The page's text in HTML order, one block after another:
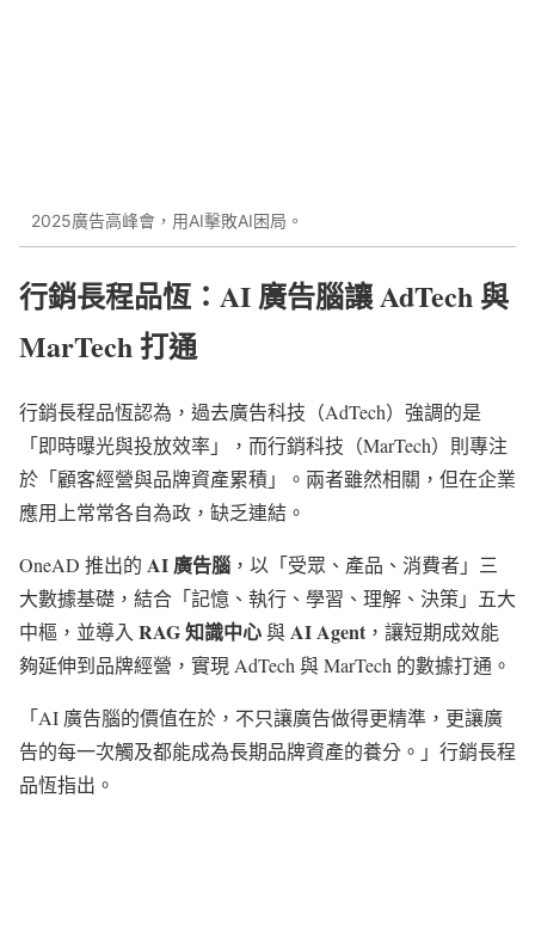
2025廣告高峰會，用AI擊敗AI困局。
行銷長程品恆：AI 廣告腦讓 AdTech 與
MarTech 打通
行銷長程品恆認為，過去廣告科技（AdTech）強調的是
「即時曝光與投放效率」，而行銷科技（MarTech）則專注
於「顧客經營與品牌資產累積」。兩者雖然相關，但在企業
應用上常常各自為政，缺乏連結。
OneAD 推出的 AI 廣告腦 ，以「受眾、產品、消費者」三
大數據基礎，結合「記憶、執行、學習、理解、決策」五大
中樞，並導入 RAG 知識中心與AI Agent ，讓短期成效能
夠延伸到品牌經營，實現 AdTech 與 MarTech 的數據打通。
「AI 廣告腦的價值在於，不只讓廣告做得更精準，更讓廣
告的每一次觸及都能成為長期品牌資產的養分。」行銷長程
品恆指出。